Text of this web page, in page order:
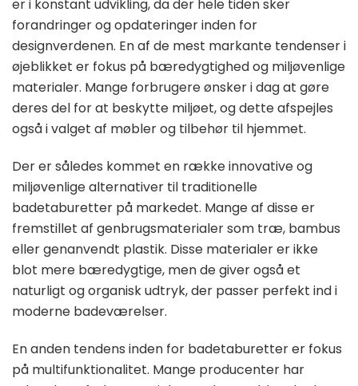
er i konstant udvikling, da der hele tiden sker
forandringer og opdateringer inden for
designverdenen. En af de mest markante tendenser i
øjeblikket er fokus på bæredygtighed og miljøvenlige
materialer. Mange forbrugere ønsker i dag at gøre
deres del for at beskytte miljøet, og dette afspejles
også i valget af møbler og tilbehør til hjemmet.
Der er således kommet en række innovative og
miljøvenlige alternativer til traditionelle
badetaburetter på markedet. Mange af disse er
fremstillet af genbrugsmaterialer som træ, bambus
eller genanvendt plastik. Disse materialer er ikke
blot mere bæredygtige, men de giver også et
naturligt og organisk udtryk, der passer perfekt ind i
moderne badeværelser.
En anden tendens inden for badetaburetter er fokus
på multifunktionalitet. Mange producenter har